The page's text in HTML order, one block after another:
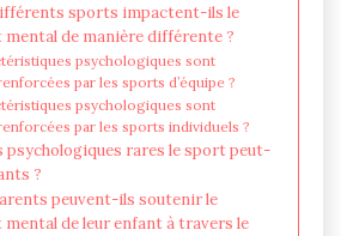
sports impactent-ils le
mental de manière différente ?
psychologiques sont
par les sports d’équipe ?
psychologiques sont
par les sports individuels ?
psychologiques rares le sport peut-
?
peuvent-ils soutenir le
de leur enfant à travers le